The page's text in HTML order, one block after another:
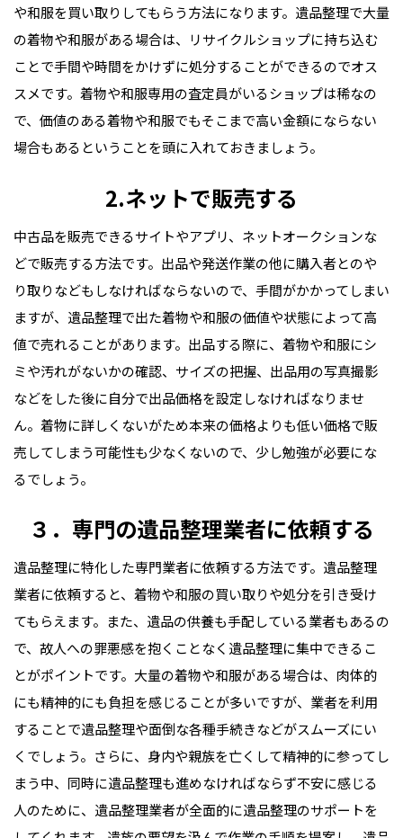
や和服を買い取りしてもらう方法になります。遺品整理で大量
の着物や和服がある場合は、リサイクルショップに持ち込む
ことで手間や時間をかけずに処分することができるのでオス
スメです。着物や和服専用の査定員がいるショップは稀なの
で、価値のある着物や和服でもそこまで高い金額にならない
場合もあるということを頭に入れておきましょう。
2.ネットで販売する
中古品を販売できるサイトやアプリ、ネットオークションな
どで販売する方法です。出品や発送作業の他に購入者とのや
り取りなどもしなければならないので、手間がかかってしまい
ますが、遺品整理で出た着物や和服の価値や状態によって高
値で売れることがあります。出品する際に、着物や和服にシ
ミや汚れがないかの確認、サイズの把握、出品用の写真撮影
などをした後に自分で出品価格を設定しなければなりませ
ん。着物に詳しくないがため本来の価格よりも低い価格で販
売してしまう可能性も少なくないので、少し勉強が必要にな
るでしょう。
３．専門の遺品整理業者に依頼する
遺品整理に特化した専門業者に依頼する方法です。遺品整理
業者に依頼すると、着物や和服の買い取りや処分を引き受け
てもらえます。また、遺品の供養も手配している業者もあるの
で、故人への罪悪感を抱くことなく遺品整理に集中できるこ
とがポイントです。大量の着物や和服がある場合は、肉体的
にも精神的にも負担を感じることが多いですが、業者を利用
することで遺品整理や面倒な各種手続きなどがスムーズにい
くでしょう。さらに、身内や親族を亡くして精神的に参ってし
まう中、同時に遺品整理も進めなければならず不安に感じる
人のために、遺品整理業者が全面的に遺品整理のサポートを